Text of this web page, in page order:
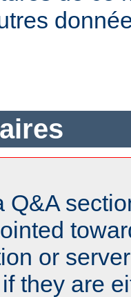
Q&A
or
they are